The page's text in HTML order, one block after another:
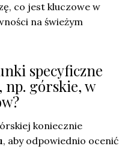
co jest kluczowe w
na świeżym
specyficzne
np. górskie, w
koniecznie
, aby odpowiednio ocenić